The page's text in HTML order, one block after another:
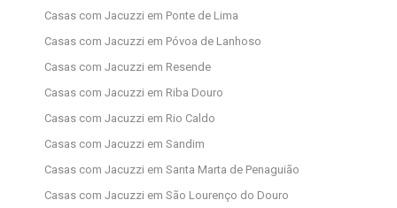
Casas com Jacuzzi em Ponte de Lima
Casas com Jacuzzi em Póvoa de Lanhoso
Casas com Jacuzzi em Resende
Casas com Jacuzzi em Riba Douro
Casas com Jacuzzi em Rio Caldo
Casas com Jacuzzi em Sandim
Casas com Jacuzzi em Santa Marta de Penaguião
Casas com Jacuzzi em São Lourenço do Douro